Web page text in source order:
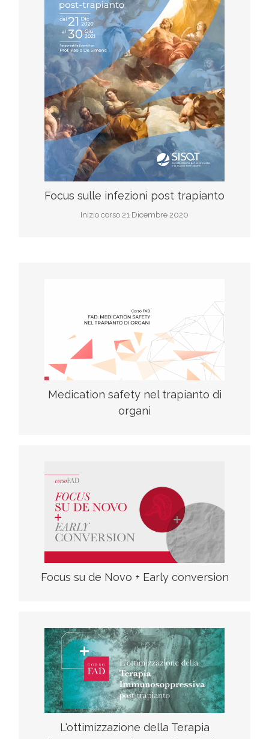
Focus sulle infezioni post trapianto
Inizio corso 21 Dicembre 2020
Iscriviti al corso
Scarica il programma
Medication safety nel trapianto di
organi
F.A.D
Focus su de Novo + Early conversion
F.A.D
scarica il programma
L'ottimizzazione della Terapia
F.A.D
scarica il programma